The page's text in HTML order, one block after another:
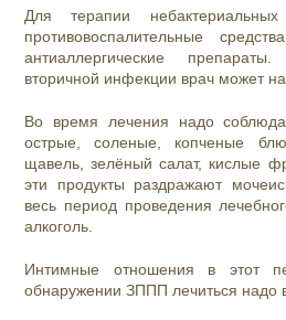
Для терапии
противовоспалительные
антиаллергические
вторичной инфекции врач может
Во время лечения надо
острые, соленые, копченые
щавель, зелёный салат, кислые
эти продукты раздражают
весь период проведения
алкоголь.
Интимные отношения в этот
обнаружении ЗППП лечиться надо